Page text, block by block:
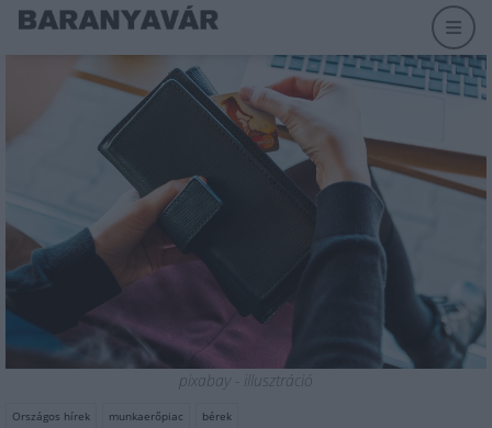
pixabay - illusztráció
Országos hírek munkaerőpiac bérek